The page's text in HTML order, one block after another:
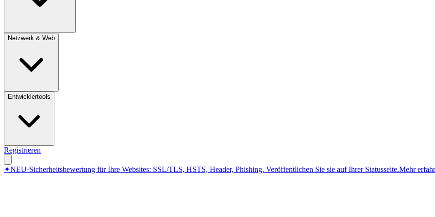
Netzwerk & Web
Entwicklertools
Registrieren
✦NEU·Sicherheitsbewertung für Ihre Websites: SSL/TLS, HSTS, Header, Phishing. Veröffentlichen Sie sie auf Ihrer Statusseite.Mehr